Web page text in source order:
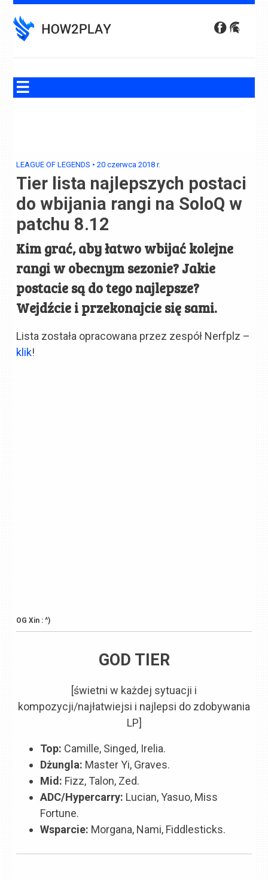
to
content
LEAGUE OF LEGENDS •20 czerwca 2018 r.
Tier lista najlepszych postaci
do wbijania rangi na SoloQ w
patchu 8.12
Kim grać, aby łatwo wbijać kolejne
rangi w obecnym sezonie? Jakie
postacie są do tego najlepsze?
Wejdźcie i przekonajcie się sami.
Lista została opracowana przez zespół Nerfplz –
klik!
OG Xin : ^)
GOD TIER
[świetni w każdej sytuacji i
kompozycji/najłatwiejsi i najlepsi do zdobywania
LP]
Top: Camille, Singed, Irelia.
Dżungla: Master Yi, Graves.
Mid: Fizz, Talon, Zed.
ADC/Hypercarry: Lucian, Yasuo, Miss
Fortune.
Wsparcie: Morgana, Nami, Fiddlesticks.